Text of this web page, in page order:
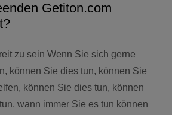
Getiton.com
zu sein Wenn Sie sich gerne
können Sie dies tun, können Sie
können Sie dies tun, können
wann immer Sie es tun können